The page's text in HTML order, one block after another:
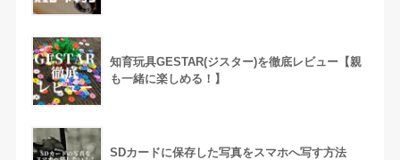
知育玩具GESTAR(ジスター)を徹底レビュー【親
も一緒に楽しめる！】
SDカードに保存した写真をスマホへ写す方法